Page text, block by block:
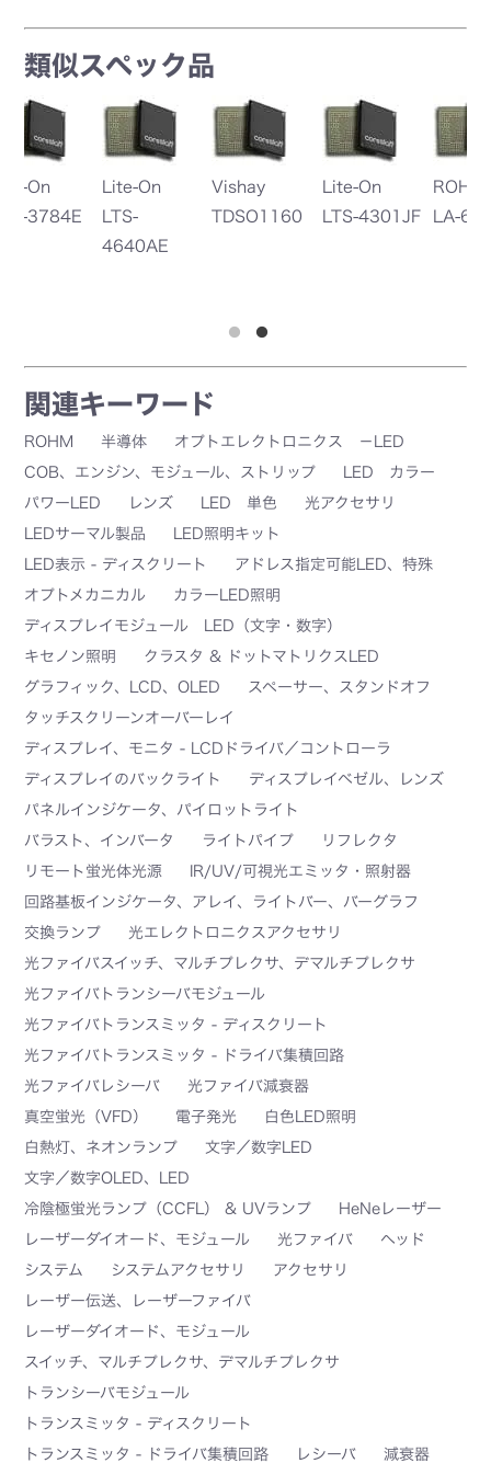
類似スペック品
Lite-On
LTS-4301JF
ROHM
LA-601EL
関連キーワード
ROHM 半導体
オプトエレクトロニクス －LED
COB、エンジン、モジュール、ストリップ
LED カラー
パワーLED
レンズ LED 単色
光アクセサリ
LEDサーマル製品
LED照明キット
LED表示 - ディスクリート
アドレス指定可能LED、特殊
オプトメカニカル
カラーLED照明
ディスプレイモジュール LED（文字・数字）
キセノン照明
クラスタ & ドットマトリクスLED
グラフィック、LCD、OLED
スペーサー、スタンドオフ
タッチスクリーンオーバーレイ
ディスプレイ、モニタ - LCDドライバ／コントローラ
ディスプレイのバックライト
ディスプレイベゼル、レンズ
パネルインジケータ、パイロットライト
バラスト、インバータ
ライトパイプ
リフレクタ
リモート蛍光体光源
IR/UV/可視光エミッタ・照射器
回路基板インジケータ、アレイ、ライトバー、バーグラフ
交換ランプ
光エレクトロニクスアクセサリ
光ファイバスイッチ、マルチプレクサ、デマルチプレクサ
光ファイバトランシーバモジュール
光ファイバトランスミッタ - ディスクリート
光ファイバトランスミッタ - ドライバ集積回路
光ファイバレシーバ
光ファイバ減衰器
真空蛍光（VFD）
電子発光
白色LED照明
白熱灯、ネオンランプ
文字／数字LED
文字／数字OLED、LED
冷陰極蛍光ランプ（CCFL） & UVランプ
HeNeレーザー
レーザーダイオード、モジュール
光ファイバ
ヘッド
システム
システムアクセサリ
アクセサリ
レーザー伝送、レーザーファイバ
レーザーダイオード、モジュール
スイッチ、マルチプレクサ、デマルチプレクサ
トランシーバモジュール
トランスミッタ - ディスクリート
トランスミッタ - ドライバ集積回路
レシーバ 減衰器